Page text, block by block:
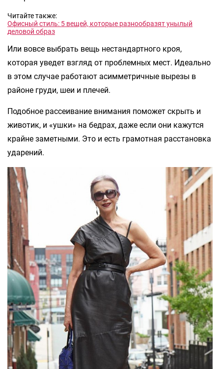
Читайте также:
Офисный стиль: 5 вещей, которые разнообразят унылый
деловой образ
Или вовсе выбрать вещь нестандартного кроя,
которая уведет взгляд от проблемных мест. Идеально
в этом случае работают асимметричные вырезы в
районе груди, шеи и плечей.
Подобное рассеивание внимания поможет скрыть и
животик, и «ушки» на бедрах, даже если они кажутся
крайне заметными. Это и есть грамотная расстановка
ударений.